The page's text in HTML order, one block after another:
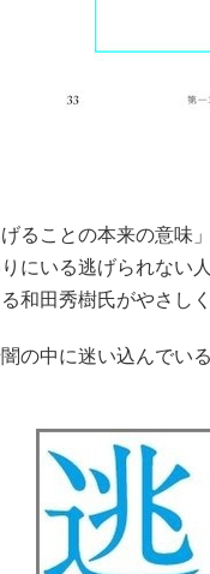
ることの本来の意味
にいる逃げられない
和田秀樹氏がやさし
の中に迷い込んでい